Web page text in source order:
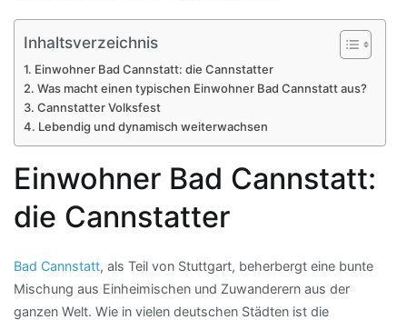
Inhaltsverzeichnis
Einwohner Bad Cannstatt: die Cannstatter
Was macht einen typischen Einwohner Bad Cannstatt aus?
Cannstatter Volksfest
Lebendig und dynamisch weiterwachsen
Einwohner Bad Cannstatt:
die Cannstatter
Bad Cannstatt, als Teil von Stuttgart, beherbergt eine bunte
Mischung aus Einheimischen und Zuwanderern aus der
ganzen Welt. Wie in vielen deutschen Städten ist die